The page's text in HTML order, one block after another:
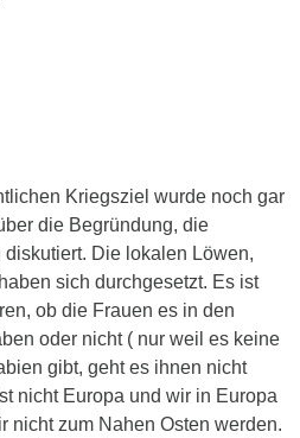
Kriegsziel wurde noch gar
die Begründung, die
Die lokalen Löwen,
sich durchgesetzt. Es ist
ob die Frauen es in den
oder nicht ( nur weil es keine
gibt, geht es ihnen nicht
nicht Europa und wir in Europa
nicht zum Nahen Osten werden.